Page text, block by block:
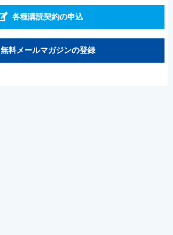
各種購読契約の申込
無料メールマガジンの登録